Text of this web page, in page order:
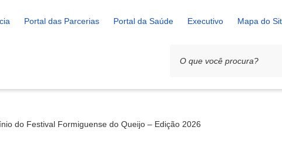
Portal das Parcerias Portal da Saúde Executivo Mapa do
do Festival Formiguense do Queijo – Edição 2026